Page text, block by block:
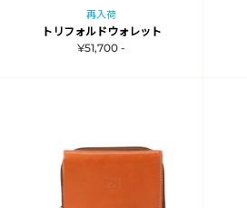
再入荷
トリフォルドウォレット
¥51,700 -